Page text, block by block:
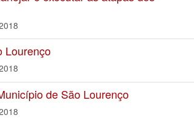
Lourenço
de São Lourenço